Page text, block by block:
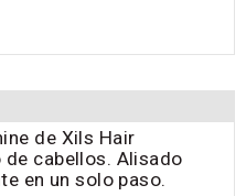
de Xils Hair
cabellos. Alisado
en un solo paso.